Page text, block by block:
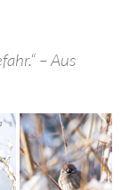
– Aus